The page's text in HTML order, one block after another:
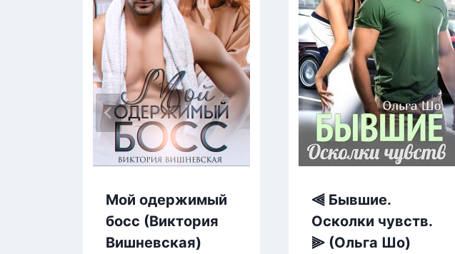
Мой одержимый
босс (Виктория
Вишневская)
⫷ Бывшие.
Осколки чувств.
⫸ (Ольга Шо)